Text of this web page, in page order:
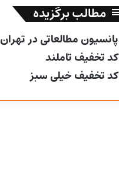
مطالب برگزیده
پانسیون مطالعاتی در تهران
کد تخفیف تاملند
کد تخفیف خیلی سبز